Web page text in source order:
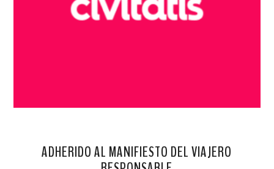
ADHERIDO AL MANIFIESTO DEL VIAJERO